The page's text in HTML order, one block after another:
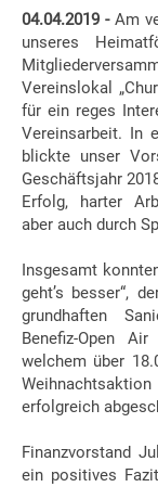
04.04.2019 -Am
unseres
Vereinslokal
für ein reges
Vereinsarbeit. In
blickte unser
Geschäftsjahr
Erfolg, harter
aber auch durch
Insgesamt
geht’s besser“,
grundhaften
Benefiz-Open
welchem über
erfolgreich
Finanzvorstand
ein positives